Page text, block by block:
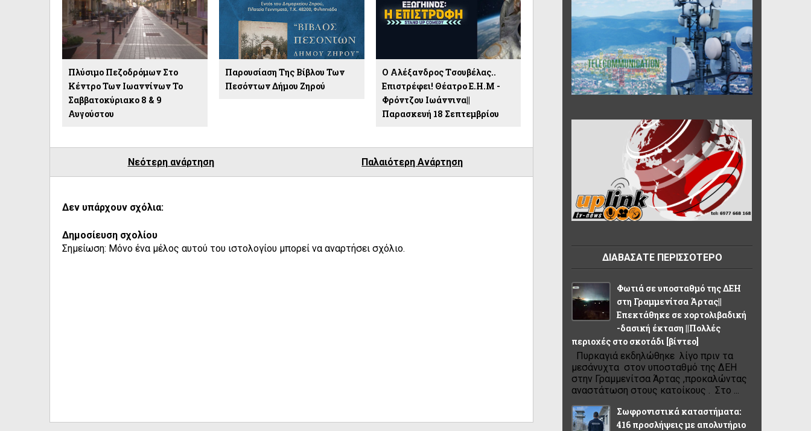
Πλύσιμο Πεζοδρόμων Στο
Κέντρο Των Ιωαννίνων Το
Σαββατοκύριακο 8 & 9
Αυγούστου
Παρουσίαση Της Βίβλου Των
Πεσόντων Δήμου Ζηρού
Ο Αλέξανδρος Tσουβέλας..
Επιστρέφει! Θέατρο Ε.Η.Μ -
Φρόντζου Ιωάννινα||
Παρασκευή 18 Σεπτεμβρίου
Νεότερη ανάρτηση Παλαιότερη Ανάρτηση
Δεν υπάρχουν σχόλια:
Δημοσίευση σχολίου
Σημείωση: Μόνο ένα μέλος αυτού του ιστολογίου μπορεί να αναρτήσει σχόλιο.
ΔΙΑΒΑΣΑΤΕ ΠΕΡΙΣΣΟΤΕΡΟ
Φωτιά σε υποσταθμό της ΔΕΗ
στη Γραμμενίτσα Άρτας||
Επεκτάθηκε σε χορτολιβαδική
-δασική έκταση ||Πολλές
περιοχές στο σκοτάδι [βίντεο]
Πυρκαγιά εκδηλώθηκε λίγο πριν τα
μεσάνυχτα στον υποσταθμό της ΔΕΗ
στην Γραμμενίτσα Άρτας ,προκαλώντας
αναστάτωση στους κατοίκους . Στο ...
Σωφρονιστικά καταστήματα:
416 προσλήψεις με απολυτήριο